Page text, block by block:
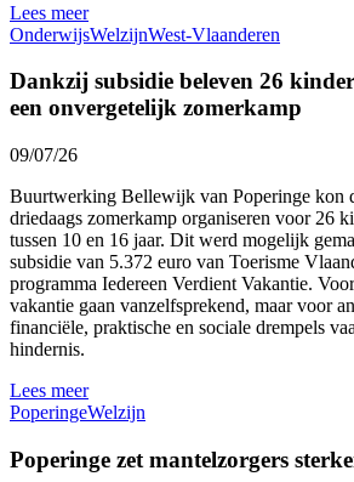
Lees meer
OnderwijsWelzijnWest-Vlaanderen
Dankzij subsidie beleven 26
een onvergetelijk zomerkamp
09/07/26
Buurtwerking Bellewijk van Poperinge kon
driedaags zomerkamp organiseren voor 26
tussen 10 en 16 jaar. Dit werd mogelijk
subsidie van 5.372 euro van Toerisme
programma Iedereen Verdient Vakantie.
vakantie gaan vanzelfsprekend, maar voor
financiële, praktische en sociale drempels
hindernis.
Lees meer
PoperingeWelzijn
Poperinge zet mantelzorgers